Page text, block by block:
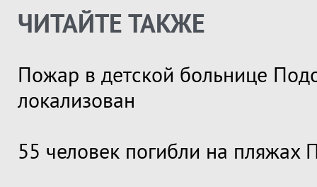
ЧИТАЙТЕ ТАКЖЕ
Пожар в детской больнице
локализован
55 человек погибли на пляжах